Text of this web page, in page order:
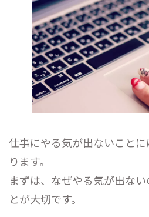
仕事にやる気が出ないこと
ります。
まずは、なぜやる気が出な
とが大切です。